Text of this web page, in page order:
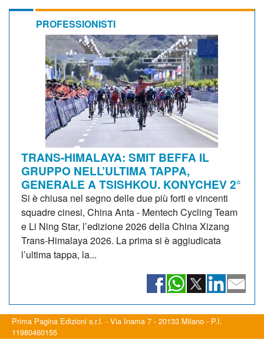
PROFESSIONISTI
TRANS-HIMALAYA: SMIT BEFFA IL
GRUPPO NELL’ULTIMA TAPPA,
GENERALE A TSISHKOU. KONYCHEV 2°
Si è chiusa nel segno delle due più forti e vincenti
squadre cinesi, China Anta - Mentech Cycling Team
e Li Ning Star, l’edizione 2026 della China Xizang
Trans-Himalaya 2026. La prima si è aggiudicata
l’ultima tappa, la...
Prima Pagina Edizioni s.r.l. - Via Inama 7 - 20133 Milano - P.I.
11980460155